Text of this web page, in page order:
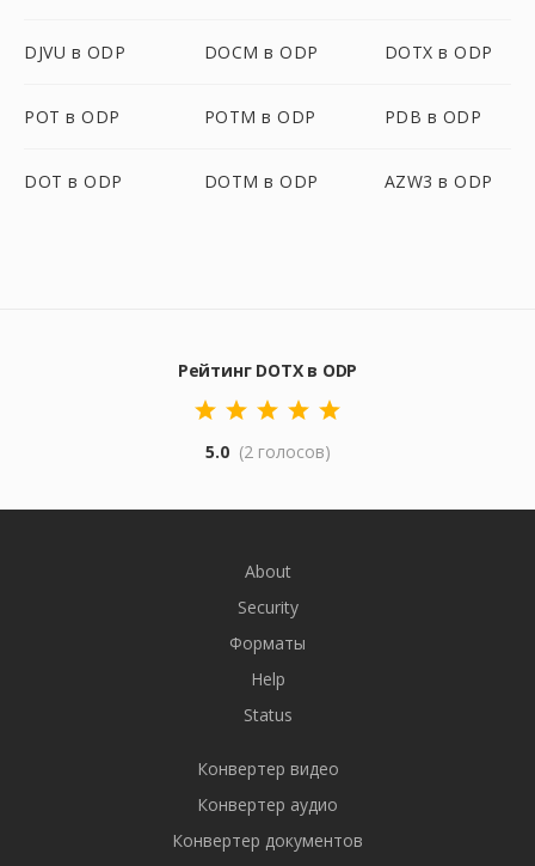
DJVU в ODP DOCM в ODP DOTX в ODP
POT в ODP POTM в ODP PDB в ODP
DOT в ODP DOTM в ODP AZW3 в ODP
Рейтинг DOTX в ODP
5.0 (2 голосов)
About
Security
Форматы
Help
Status
Конвертер видео
Конвертер аудио
Конвертер документов